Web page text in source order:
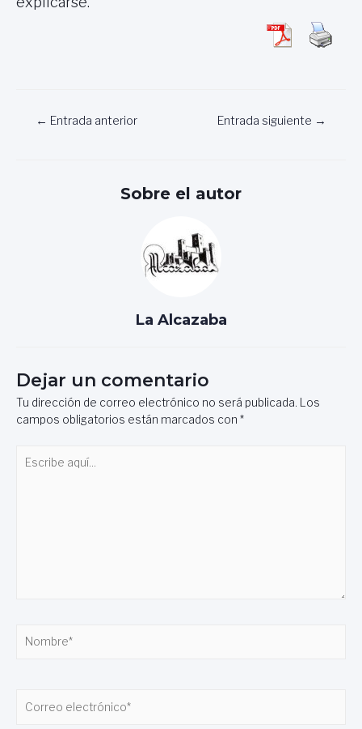
Navegación
← Entrada anterior Entrada siguiente →
Sobre el autor
La Alcazaba
Dejar un comentario
Tu dirección de correo electrónico no será publicada. Los
campos obligatorios están marcados con *
aquí...
electrónico*